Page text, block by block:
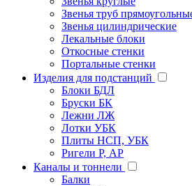
Звенья труб
Звенья цилиндрические
Лекальные блоки
Откосные стенки
Портальные стенки
Изделия для подстанций
Блоки БДЛ
Бруски БК
Лежни ЛЖ
Лотки УБК
Плиты НСП, УБК
Ригели Р, АР
Каналы и тоннели
Балки